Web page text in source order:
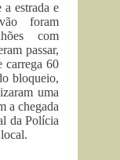
estrada e
foram
com
passar,
carrega 60
bloqueio,
uma
a chegada
da Polícia